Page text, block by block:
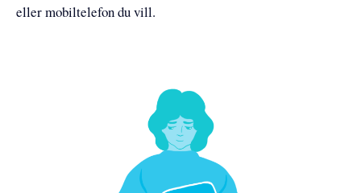
eller mobiltelefon du vill.